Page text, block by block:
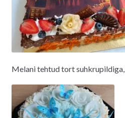
Melani tehtud tort